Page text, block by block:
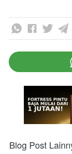
Blog Post